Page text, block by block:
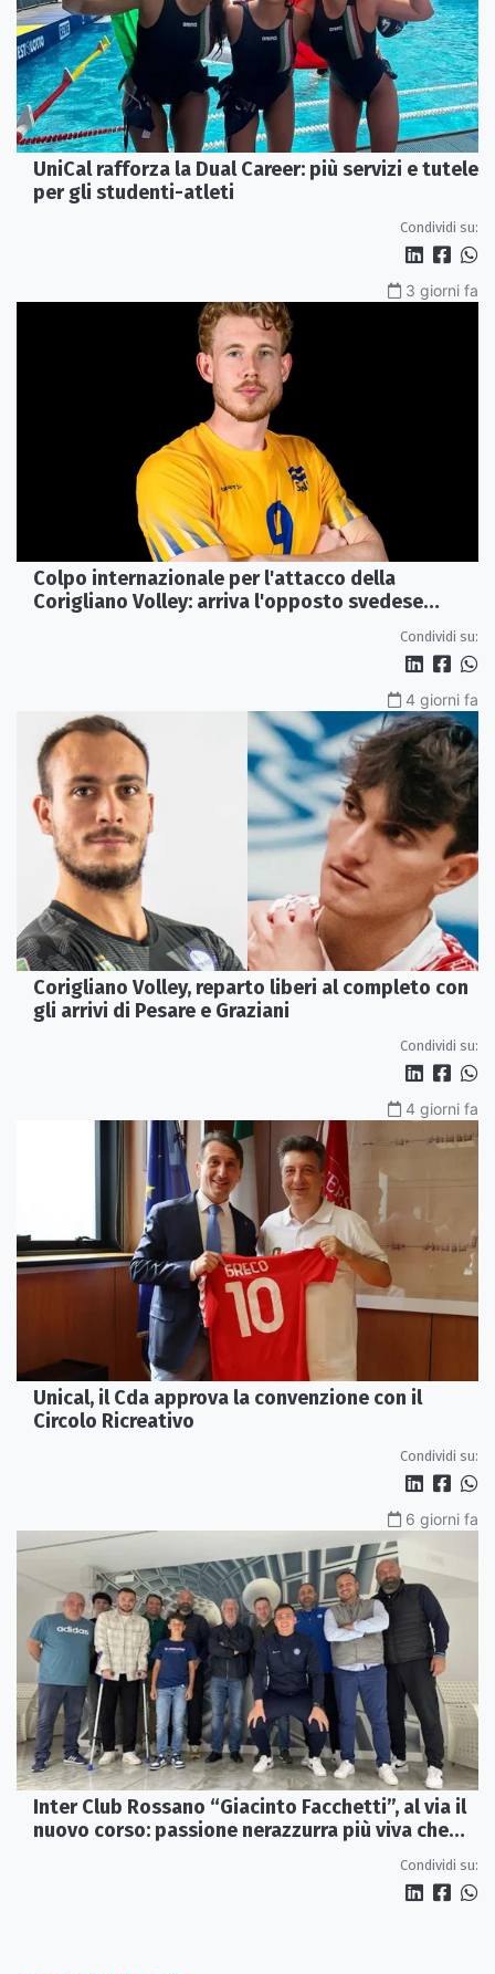
UniCal rafforza la Dual Career: più servizi e tutele
per gli studenti-atleti
Condividi su:
3 giorni fa
Colpo internazionale per l'attacco della
Corigliano Volley: arriva l'opposto svedese
Condividi su:
4 giorni fa
Corigliano Volley, reparto liberi al completo con
gli arrivi di Pesare e Graziani
Condividi su:
4 giorni fa
Unical, il Cda approva la convenzione con il
Circolo Ricreativo
Condividi su:
6 giorni fa
Inter Club Rossano “Giacinto Facchetti”, al via il
nuovo corso: passione nerazzurra più viva che
Condividi su: